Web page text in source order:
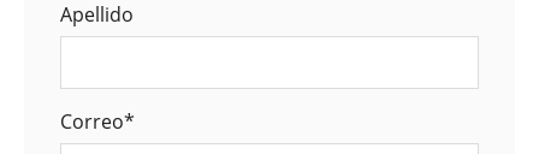
Apellido
Correo*